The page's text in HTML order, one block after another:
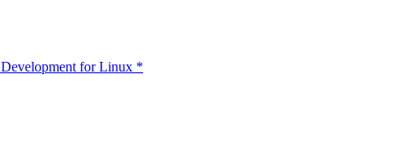
Development for Linux *